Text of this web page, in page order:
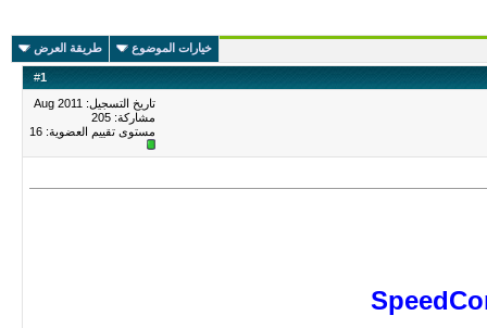
خيارات الموضوع طريقة العرض
#1
تاريخ التسجيل: Aug 2011
مشاركة: 205
مستوى تقييم العضوية: 16